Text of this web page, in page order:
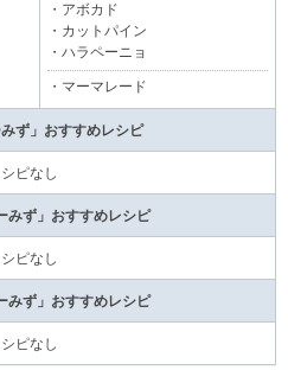
・アボカド
・カットパイン
・ハラペーニョ
・マーマレード
みず」おすすめレシピ
シピなし
みず」おすすめレシピ
シピなし
みず」おすすめレシピ
シピなし